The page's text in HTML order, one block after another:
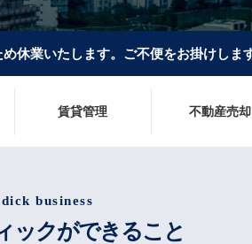
休業いたします。 ご不便をお掛けしま
賃貸管理 不動産売却
business
ックができること